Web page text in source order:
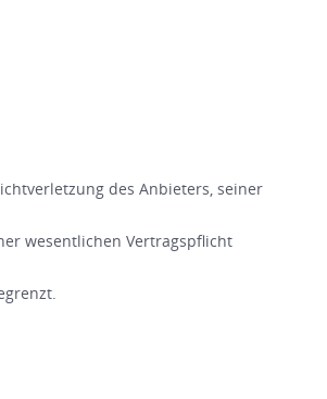
des Anbieters, seiner
wesentlichen Vertragspflicht